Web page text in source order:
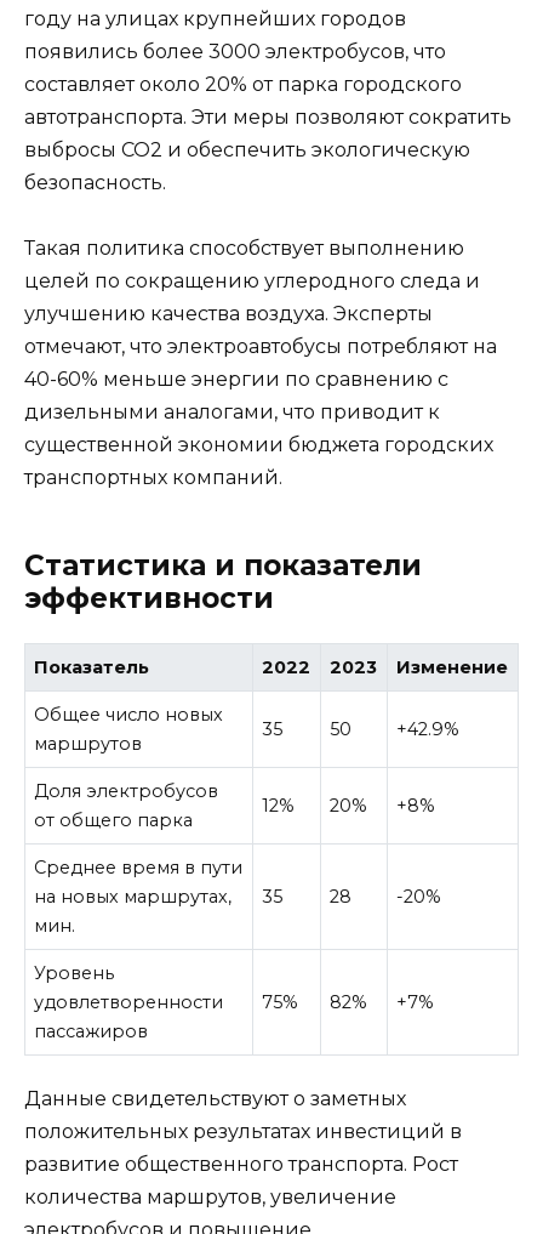
году на улицах крупнейших городов
появились более 3000 электробусов, что
составляет около 20% от парка городского
автотранспорта. Эти меры позволяют сократить
выбросы CO2 и обеспечить экологическую
безопасность.
Такая политика способствует выполнению
целей по сокращению углеродного следа и
улучшению качества воздуха. Эксперты
отмечают, что электроавтобусы потребляют на
40-60% меньше энергии по сравнению с
дизельными аналогами, что приводит к
существенной экономии бюджета городских
транспортных компаний.
Статистика и показатели
эффективности
Показатель 2022 2023 Изменение
Общее число новых
маршрутов
35 50 +42.9%
Доля электробусов
от общего парка
12% 20% +8%
Среднее время в пути
на новых маршрутах,
мин.
35 28 -20%
Уровень
удовлетворенности
пассажиров
75% 82% +7%
Данные свидетельствуют о заметных
положительных результатах инвестиций в
развитие общественного транспорта. Рост
количества маршрутов, увеличение